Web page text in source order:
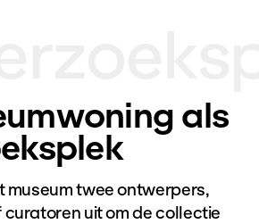
als
museum twee ontwerpers,
uit om de collectie